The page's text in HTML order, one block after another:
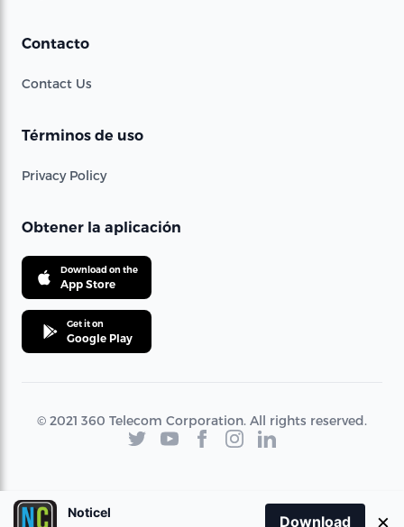
Contacto
Contact Us
Términos de uso
Privacy Policy
Obtener la aplicación
Download on the
App Store
Get it on
Google Play
© 2021 360 Telecom Corporation. All rights reserved.
Noticel
Download ×